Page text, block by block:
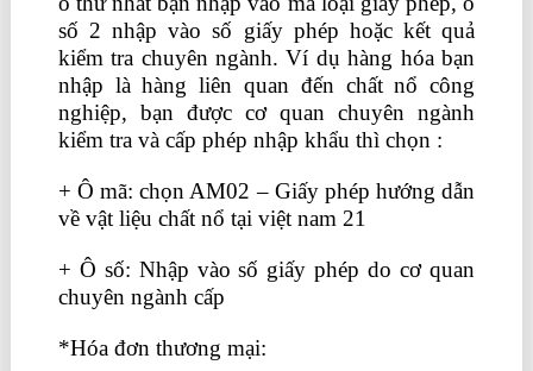
số 2 nhập vào số giấy phép hoặc kết quả
kiểm tra chuyên ngành. Ví dụ hàng hóa bạn
nhập là hàng liên quan đến chất nổ công
nghiệp, bạn được cơ quan chuyên ngành
kiểm tra và cấp phép nhập khẩu thì chọn :
+ Ô mã: chọn AM02 – Giấy phép hướng dẫn
về vật liệu chất nổ tại việt nam 21
+ Ô số: Nhập vào số giấy phép do cơ quan
chuyên ngành cấp
*Hóa đơn thương mại: